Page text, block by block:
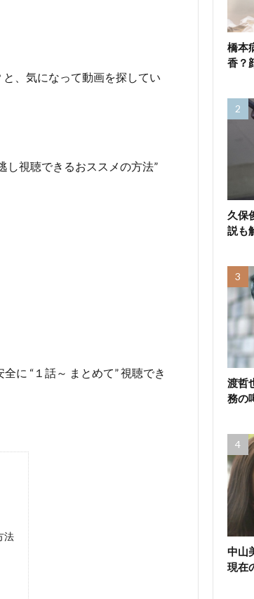
と、気になって動画を探してい
し視聴できるおススメの方法”
全に “１話～ まとめて”視聴でき
法
橋本
香？
久保
説も
渡哲
務の
中山
現在